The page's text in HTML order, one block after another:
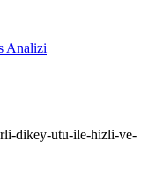
Analizi
dikey-utu-ile-hizli-ve-